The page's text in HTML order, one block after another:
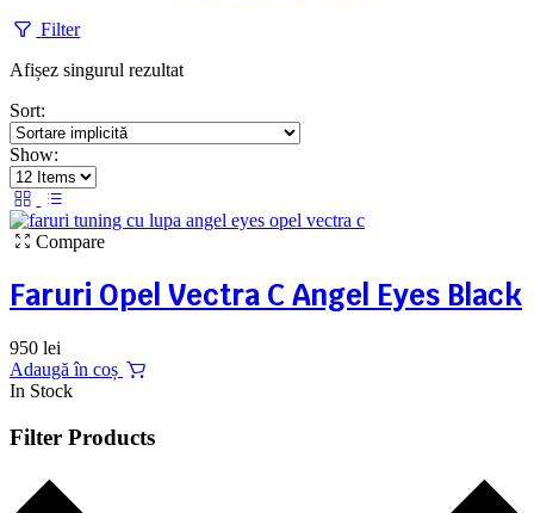
Filter
Afișez singurul rezultat
Sort:
Show:
Compare
Faruri Opel Vectra C Angel Eyes Black
950 lei
Adaugă în coș
In Stock
Filter Products